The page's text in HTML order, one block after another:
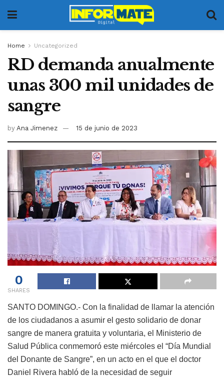
Home Uncategorized
RD demanda anualmente
unas 300 mil unidades de
sangre
by Ana Jimenez 15 de junio de 2023
0
SHARES
SANTO DOMINGO.- Con la finalidad de llamar la atención
de los ciudadanos a asumir el gesto solidario de donar
sangre de manera gratuita y voluntaria, el Ministerio de
Salud Pública conmemoró este miércoles el “Día Mundial
del Donante de Sangre”, en un acto en el que el doctor
Daniel Rivera habló de la necesidad de seguir